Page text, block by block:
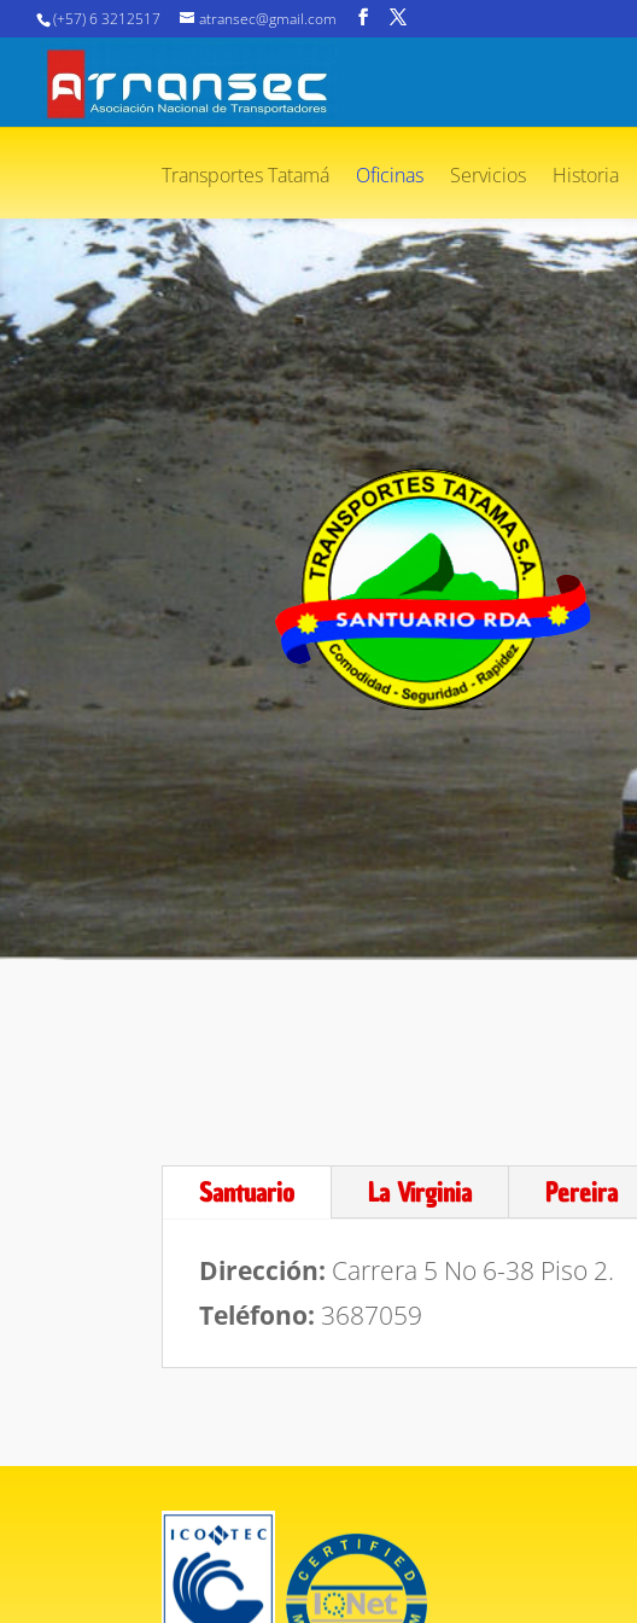
(+57) 6 3212517 atransec@gmail.com
Transportes Tatamá Oficinas Servicios Historia
Santuario La Virginia Pereira
Dirección: Carrera 5 No 6-38 Piso 2.
Teléfono: 3687059